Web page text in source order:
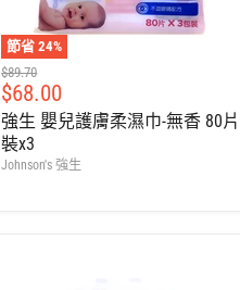
節省24%
建
議
零
售
價
$89.70
售
價
$68.00
強生 嬰兒護膚柔濕巾-無香 80片
裝x3
Johnson's 強生